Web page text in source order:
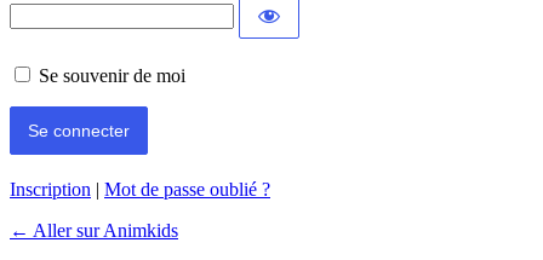
Se souvenir de moi
Inscription | Mot de passe oublié ?
← Aller sur Animkids